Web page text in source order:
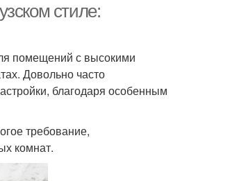
стиле:
помещений с высокими
Довольно часто
благодаря особенным
требование,
комнат.